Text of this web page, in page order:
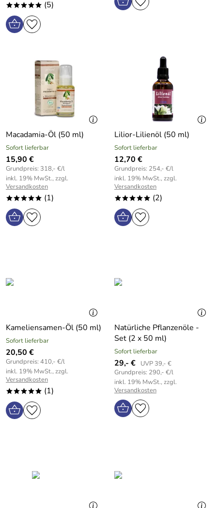
***** (5)
Macadamia-Öl (50 ml)
Sofort lieferbar
15,90 €
Grundpreis: 318,- €/l
inkl. 19% MwSt., zzgl.
Versandkosten
***** (1)
Lilior-Lilienöl (50 ml)
Sofort lieferbar
12,70 €
Grundpreis: 254,- €/l
inkl. 19% MwSt., zzgl.
Versandkosten
***** (2)
Kameliensamen-Öl (50 ml)
Sofort lieferbar
20,50 €
Grundpreis: 410,- €/l
inkl. 19% MwSt., zzgl.
Versandkosten
***** (1)
Natürliche Pflanzenöle -
Set (2 x 50 ml)
Sofort lieferbar
29,- €
UVP 39,- €
Grundpreis: 290,- €/l
inkl. 19% MwSt., zzgl.
Versandkosten